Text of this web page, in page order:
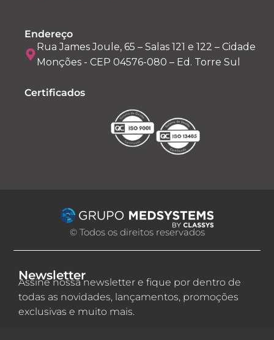
Endereço
Rua James Joule, 65 – Salas 121 e 122 – Cidade
Monções - CEP 04576-080 – Ed. Torre Sul
Certificados
© Todos os direitos reservados
Newsletter
Assine nossa newsletter e fique por dentro de
todas as novidades, lançamentos, promoções
exclusivas e muito mais.